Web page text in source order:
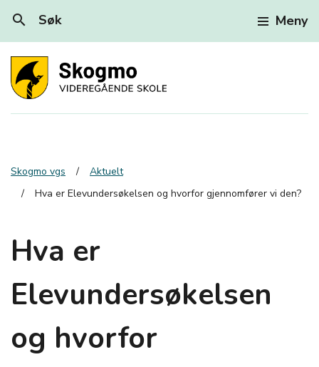
search Søk Meny
Skogmo vgs
Aktuelt
Hva er Elevundersøkelsen og hvorfor gjennomfører vi den?
Hva er
Elevundersøkelsen
og hvorfor